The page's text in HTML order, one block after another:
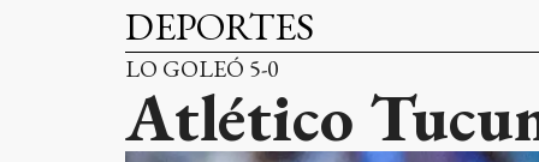
DEPORTES
LO GOLEÓ 5-0
Atlético